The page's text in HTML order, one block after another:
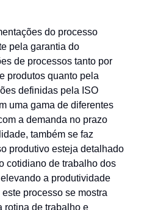
do processo
pela garantia do
de processos tanto por
produtos quanto pela
definidas pela ISO
uma gama de diferentes
a demanda no prazo
também se faz
produtivo esteja detalhado
cotidiano de trabalho dos
a produtividade
processo se mostra
rotina de trabalho e